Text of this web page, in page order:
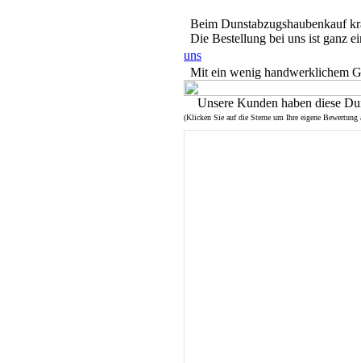
Beim Dunstabzugshaubenkauf
Die Bestellung bei uns ist ganz
uns
Mit ein wenig handwerklichem
Unsere Kunden haben diese
(Klicken Sie auf die Sterne um Ihre eigene Bewertung